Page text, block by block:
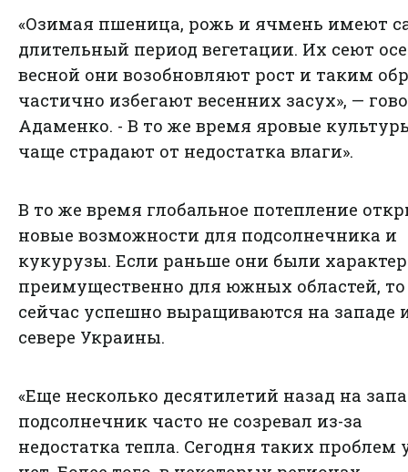
«Озимая пшеница, рожь и ячмень имеют
длительный период вегетации. Их сеют
весной они возобновляют рост и таким
частично избегают весенних засух», —
Адаменко. - В то же время яровые
чаще страдают от недостатка влаги».
В то же время глобальное потепление
новые возможности для подсолнечника и
кукурузы. Если раньше они были
преимущественно для южных областей, то
сейчас успешно выращиваются на западе
севере Украины.
«Еще несколько десятилетий назад на
подсолнечник часто не созревал из-за
недостатка тепла. Сегодня таких проблем